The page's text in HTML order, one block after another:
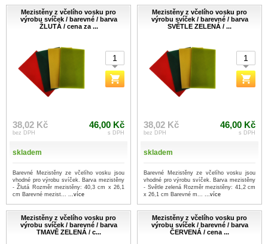
Mezistěny z včelího vosku pro
výrobu svíček / barevné / barva
ŽLUTÁ / cena za ...
38,02 Kč
bez DPH
46,00 Kč
s DPH
skladem
Barevné Mezistěny ze včelího vosku jsou
vhodné pro výrobu svíček. Barva mezistěny
- Žlutá Rozměr mezistěny: 40,3 cm x 26,1
cm Barevné mezist... ...více
Mezistěny z včelího vosku pro
výrobu svíček / barevné / barva
SVĚTLE ZELENÁ / ...
38,02 Kč
bez DPH
46,00 Kč
s DPH
skladem
Barevné Mezistěny ze včelího vosku jsou
vhodné pro výrobu svíček. Barva mezistěny
- Světle zelená Rozměr mezistěny: 41,2 cm
x 26,1 cm Barevné m... ...více
Mezistěny z včelího vosku pro
výrobu svíček / barevné / barva
TMAVĚ ZELENÁ / c...
Mezistěny z včelího vosku pro
výrobu svíček / barevné / barva
ČERVENÁ / cena ...